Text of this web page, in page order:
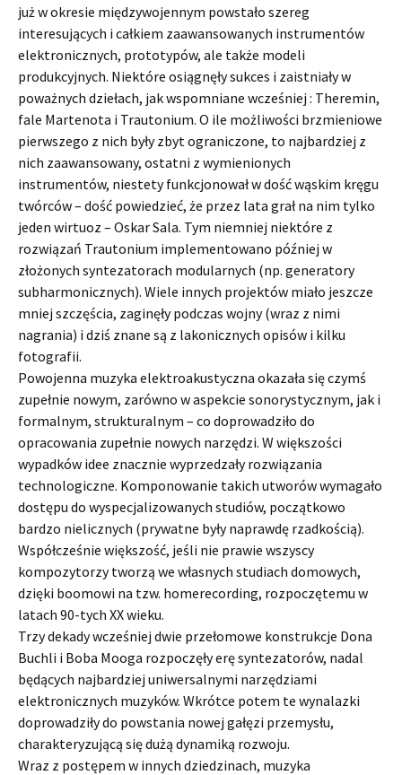
już w okresie międzywojennym powstało szereg
interesujących i całkiem zaawansowanych instrumentów
elektronicznych, prototypów, ale także modeli
produkcyjnych. Niektóre osiągnęły sukces i zaistniały w
poważnych dziełach, jak wspomniane wcześniej : Theremin,
fale Martenota i Trautonium. O ile możliwości brzmieniowe
pierwszego z nich były zbyt ograniczone, to najbardziej z
nich zaawansowany, ostatni z wymienionych
instrumentów, niestety funkcjonował w dość wąskim kręgu
twórców – dość powiedzieć, że przez lata grał na nim tylko
jeden wirtuoz – Oskar Sala. Tym niemniej niektóre z
rozwiązań Trautonium implementowano później w
złożonych syntezatorach modularnych (np. generatory
subharmonicznych). Wiele innych projektów miało jeszcze
mniej szczęścia, zaginęły podczas wojny (wraz z nimi
nagrania) i dziś znane są z lakonicznych opisów i kilku
fotografii.
Powojenna muzyka elektroakustyczna okazała się czymś
zupełnie nowym, zarówno w aspekcie sonorystycznym, jak i
formalnym, strukturalnym – co doprowadziło do
opracowania zupełnie nowych narzędzi. W większości
wypadków idee znacznie wyprzedzały rozwiązania
technologiczne. Komponowanie takich utworów wymagało
dostępu do wyspecjalizowanych studiów, początkowo
bardzo nielicznych (prywatne były naprawdę rzadkością).
Współcześnie większość, jeśli nie prawie wszyscy
kompozytorzy tworzą we własnych studiach domowych,
dzięki boomowi na tzw. homerecording, rozpoczętemu w
latach 90-tych XX wieku.
Trzy dekady wcześniej dwie przełomowe konstrukcje Dona
Buchli i Boba Mooga rozpoczęły erę syntezatorów, nadal
będących najbardziej uniwersalnymi narzędziami
elektronicznych muzyków. Wkrótce potem te wynalazki
doprowadziły do powstania nowej gałęzi przemysłu,
charakteryzującą się dużą dynamiką rozwoju.
Wraz z postępem w innych dziedzinach, muzyka